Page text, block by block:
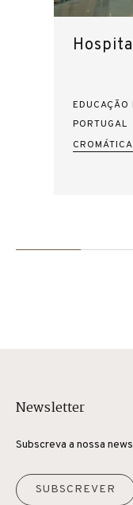
EDUCAÇÃO
PORTUGAL
CROMÁTICA
Newsletter
Subscreva a nossa
SUBSCREVER